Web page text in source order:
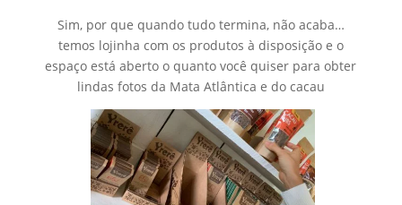
Sim, por que quando tudo termina, não acaba…
temos lojinha com os produtos à disposição e o
espaço está aberto o quanto você quiser para obter
lindas fotos da Mata Atlântica e do cacau